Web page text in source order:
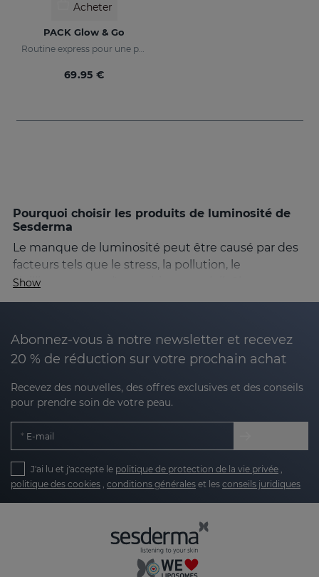
Acheter
PACK Glow & Go
69.95 €
Pourquoi choisir les produits de luminosité de
Sesderma
Le manque de luminosité peut être causé par des
facteurs tels que le stress, la pollution, le
vieillissement ou l'exposition au soleil. Chez
Sesderma, nous avons développé une ligne
utilisant des ingrédients innovants qui revitalisent
la peau, fournissent de la brillance et unifient le
tonus.
Nos produits sont conçus pour :
Restaurer la vitalité et la lumière naturelle :
Unifier le ton :réduire les petites irrégularités
et favoriser une apparence plus uniforme.
Protéger contre les agressions extérieures :
grâce aux antioxydants avancés, votre peau
sera prête à faire face aux agressions des
Show
Abonnez-vous à notre newsletter et recevez
20 % de réduction sur votre prochain achat
Recevez des nouvelles, des offres exclusives et des conseils
pour prendre soin de votre peau.
E-mail
J'ai lu et j'accepte le politique de protection de la vie privée
politique des cookies conditions générales et les conseils juridiques